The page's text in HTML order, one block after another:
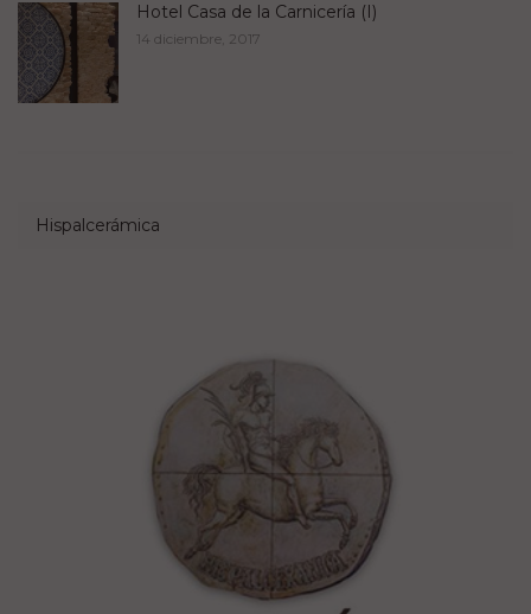
Hotel Casa de la Carnicería (I)
14 diciembre, 2017
Hispalcerámica